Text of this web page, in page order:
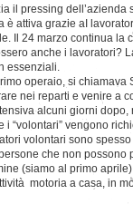
il pressing
è attiva grazie aI
Il 24 marzo continua la
anche i lavoratori?
essenziali.
operaio, si
nei reparti e venire a
alcuni giorni
i “volontari” vengono
volontari sono
che non
(siamo al primo
motoria a casa, in